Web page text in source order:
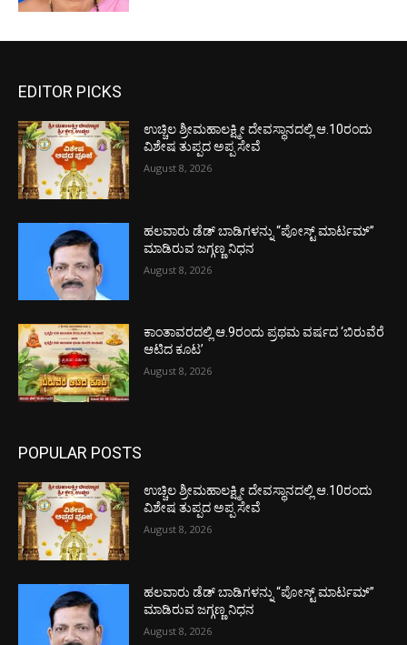
EDITOR PICKS
ಉಚ್ಚಿಲ ಶ್ರೀಮಹಾಲಕ್ಷ್ಮೀ ದೇವಸ್ಥಾನದಲ್ಲಿ ಆ.10ರಂದು
ವಿಶೇಷ ತುಪ್ಪದ ಅಪ್ಪ ಸೇವೆ
August 8, 2026
ಹಲವಾರು ಡೆಡ್ ಬಾಡಿಗಳನ್ನು “ಪೋಸ್ಟ್ ಮಾರ್ಟಮ್”
ಮಾಡಿರುವ ಜಗ್ಗಣ್ಣ ನಿಧನ
August 8, 2026
ಕಾಂತಾವರದಲ್ಲಿ ಆ.9ರಂದು ಪ್ರಥಮ ವರ್ಷದ ‘ಬಿರುವೆರೆ
ಆಟಿದ ಕೂಟ’
August 8, 2026
POPULAR POSTS
ಉಚ್ಚಿಲ ಶ್ರೀಮಹಾಲಕ್ಷ್ಮೀ ದೇವಸ್ಥಾನದಲ್ಲಿ ಆ.10ರಂದು
ವಿಶೇಷ ತುಪ್ಪದ ಅಪ್ಪ ಸೇವೆ
August 8, 2026
ಹಲವಾರು ಡೆಡ್ ಬಾಡಿಗಳನ್ನು “ಪೋಸ್ಟ್ ಮಾರ್ಟಮ್”
ಮಾಡಿರುವ ಜಗ್ಗಣ್ಣ ನಿಧನ
August 8, 2026